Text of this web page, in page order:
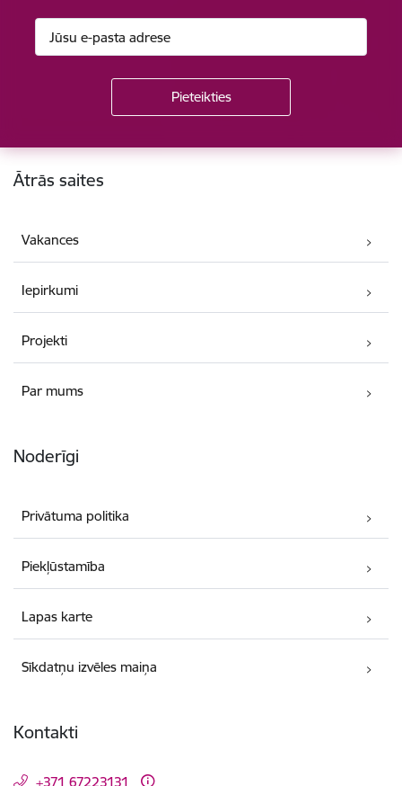
Kājene
Ātrās saites
Vakances
Iepirkumi
Projekti
Par mums
Noderīgi
Privātuma politika
Piekļūstamība
Lapas karte
Sīkdatņu izvēles maiņa
Kontakti
+371 67223131